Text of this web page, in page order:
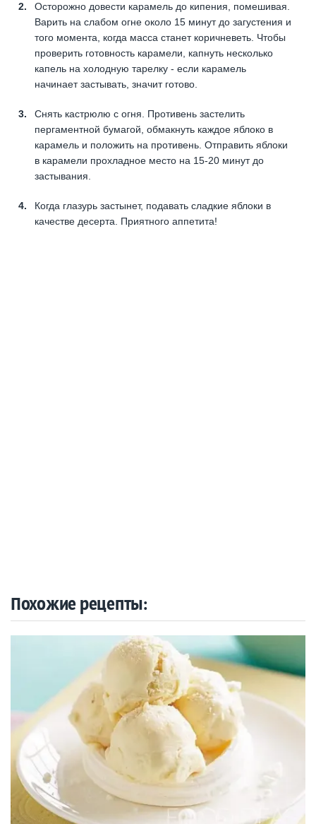
Осторожно довести карамель до кипения, помешивая.
Варить на слабом огне около 15 минут до загустения и
того момента, когда масса станет коричневеть. Чтобы
проверить готовность карамели, капнуть несколько
капель на холодную тарелку - если карамель
начинает застывать, значит готово.
Снять кастрюлю с огня. Противень застелить
пергаментной бумагой, обмакнуть каждое яблоко в
карамель и положить на противень. Отправить яблоки
в карамели прохладное место на 15-20 минут до
застывания.
Когда глазурь застынет, подавать сладкие яблоки в
качестве десерта. Приятного аппетита!
Похожие рецепты: